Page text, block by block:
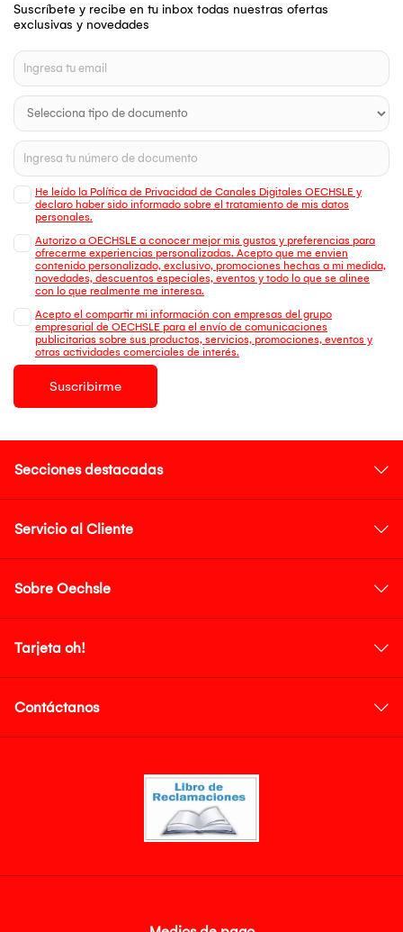
Suscríbete y recibe en tu inbox todas nuestras ofertas
exclusivas y novedades
He leído la Política de Privacidad de Canales Digitales OECHSLE y
declaro haber sido informado sobre el tratamiento de mis datos
personales.
Autorizo a OECHSLE a conocer mejor mis gustos y preferencias para
ofrecerme experiencias personalizadas. Acepto que me envien
contenido personalizado, exclusivo, promociones hechas a mi medida,
novedades, descuentos especiales, eventos y todo lo que se alinee
con lo que realmente me interesa.
Acepto el compartir mi información con empresas del grupo
empresarial de OECHSLE para el envío de comunicaciones
publicitarias sobre sus productos, servicios, promociones, eventos y
otras actividades comerciales de interés.
Suscribirme
Secciones destacadas
Servicio al Cliente
Sobre Oechsle
Tarjeta oh!
Contáctanos